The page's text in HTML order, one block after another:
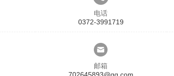
电话
0372-3991719
邮箱